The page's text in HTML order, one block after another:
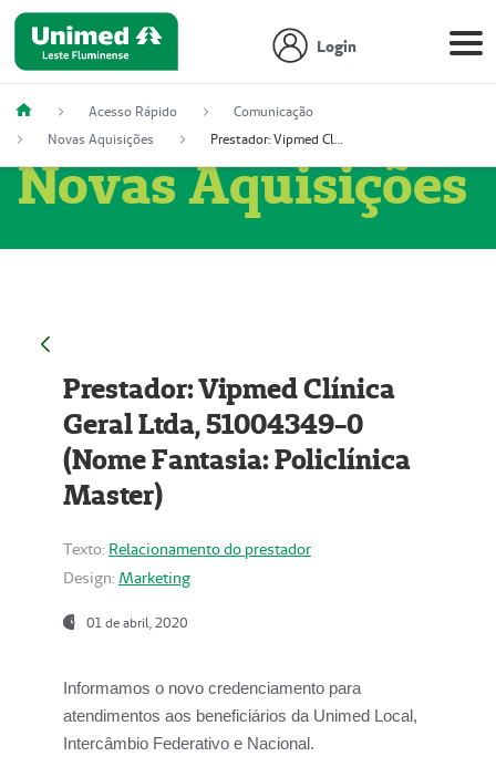
Login
Acesso Rápido
Comunicação
Novas Aquisições
Prestador: Vipmed Clínica Geral Ltda, 51004349-0 (Nome Fantasia: Policlínica Master)
Novas Aquisições
Prestador: Vipmed Clínica
Geral Ltda, 51004349-0
(Nome Fantasia: Policlínica
Master)
Texto: Relacionamento do prestador
Design: Marketing
01 de abril, 2020
Informamos o novo credenciamento para
atendimentos aos beneficiários da Unimed Local,
Intercâmbio Federativo e Nacional.